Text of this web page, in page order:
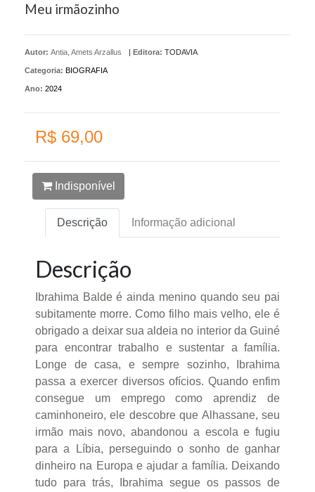
Meu irmãozinho
Autor: Antia, Amets Arzallus Editora: TODAVIA
Categoria: BIOGRAFIA
Ano: 2024
R$ 69,00
Indisponível
Descrição Informação adicional
Descrição
Ibrahima Balde é ainda menino quando seu pai
subitamente morre. Como filho mais velho, ele é
obrigado a deixar sua aldeia no interior da Guiné
para encontrar trabalho e sustentar a família.
Longe de casa, e sempre sozinho, Ibrahima
passa a exercer diversos ofícios. Quando enfim
consegue um emprego como aprendiz de
caminhoneiro, ele descobre que Alhassane, seu
irmão mais novo, abandonou a escola e fugiu
para a Líbia, perseguindo o sonho de ganhar
dinheiro na Europa e ajudar a família. Deixando
tudo para trás, Ibrahima segue os passos de